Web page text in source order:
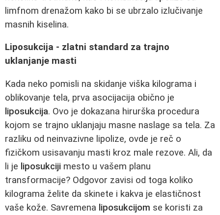
limfnom drenažom kako bi se ubrzalo izlučivanje
masnih kiselina.
Liposukcija - zlatni standard za trajno
uklanjanje masti
Kada neko pomisli na skidanje viška kilograma i
oblikovanje tela, prva asocijacija obično je
liposukcija. Ovo je dokazana hirurška procedura
kojom se trajno uklanjaju masne naslage sa tela. Za
razliku od neinvazivne lipolize, ovde je reč o
fizičkom usisavanju masti kroz male rezove. Ali, da
li je liposukciji mesto u vašem planu
transformacije? Odgovor zavisi od toga koliko
kilograma želite da skinete i kakva je elastičnost
vaše kože. Savremena liposukcijom se koristi za